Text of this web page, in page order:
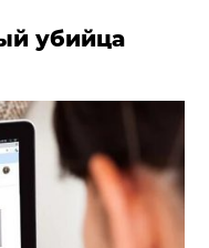
убийца